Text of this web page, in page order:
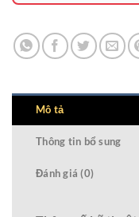
Mô tả
Thông tin bổ sung
Đánh giá (0)